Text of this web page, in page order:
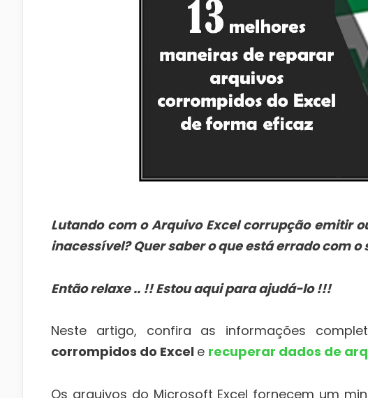
Lutando com o Arquivo Excel corrupção emitir
inacessível? Quer saber o que está errado com o
Então relaxe .. !! Estou aqui para ajudá-lo !!!
Neste artigo, confira as informações
corrompidos do Excel e recuperar dados de
Os arquivos do Microsoft Excel fornecem um